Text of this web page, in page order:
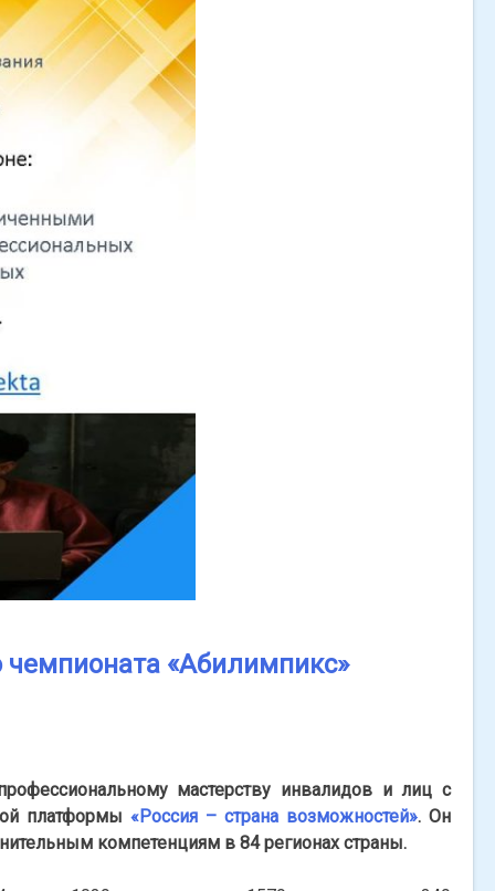
чемпионата «Абилимпикс»
мастерству инвалидов и лиц с
платформы«Россия – страна возможностей». Он
компетенциям в 84 регионах страны.